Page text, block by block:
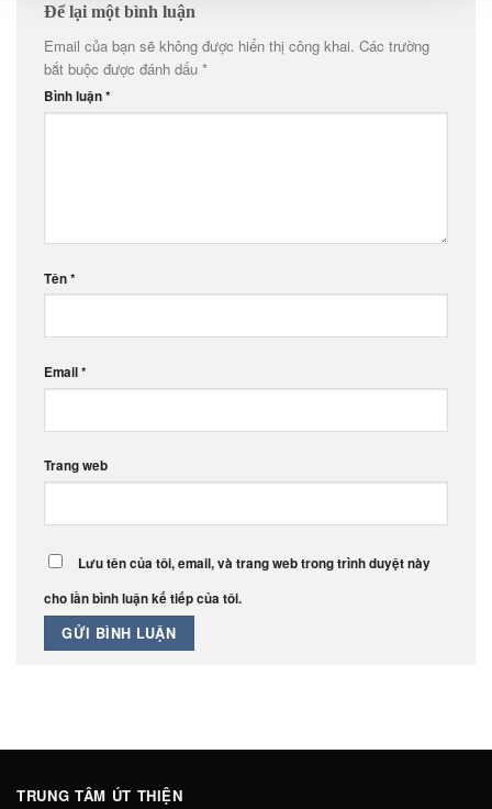
Để lại một bình luận
Email của bạn sẽ không được hiển thị công khai. Các trường
bắt buộc được đánh dấu *
Bình luận*
Tên*
Email*
Trang web
Lưu tên của tôi, email, và trang web trong trình duyệt này
cho lần bình luận kế tiếp của tôi.
TRUNG TÂM ÚT THIỆN